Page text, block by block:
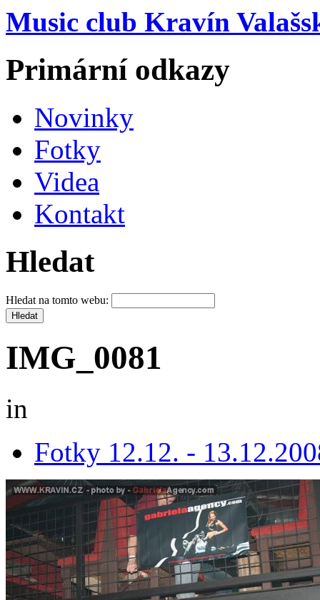
Music club Kravín
Primární odkazy
Novinky
Fotky
Videa
Kontakt
Hledat
Hledat na tomto webu:
IMG_0081
in
Fotky 12.12. -